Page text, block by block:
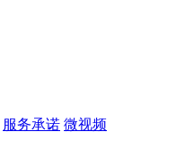
服务承诺 微视频